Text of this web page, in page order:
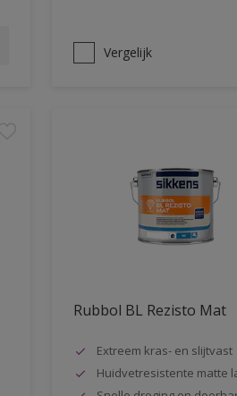
Vergelijk
Rubbol BL Rezisto Mat
Extreem kras- en slijtvast
Huidvetresistente matte